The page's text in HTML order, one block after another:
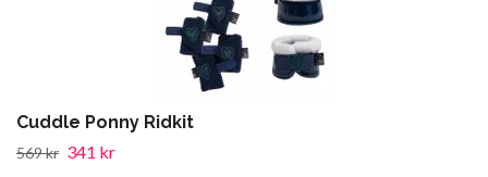
Cuddle Ponny Ridkit
569 kr 341 kr